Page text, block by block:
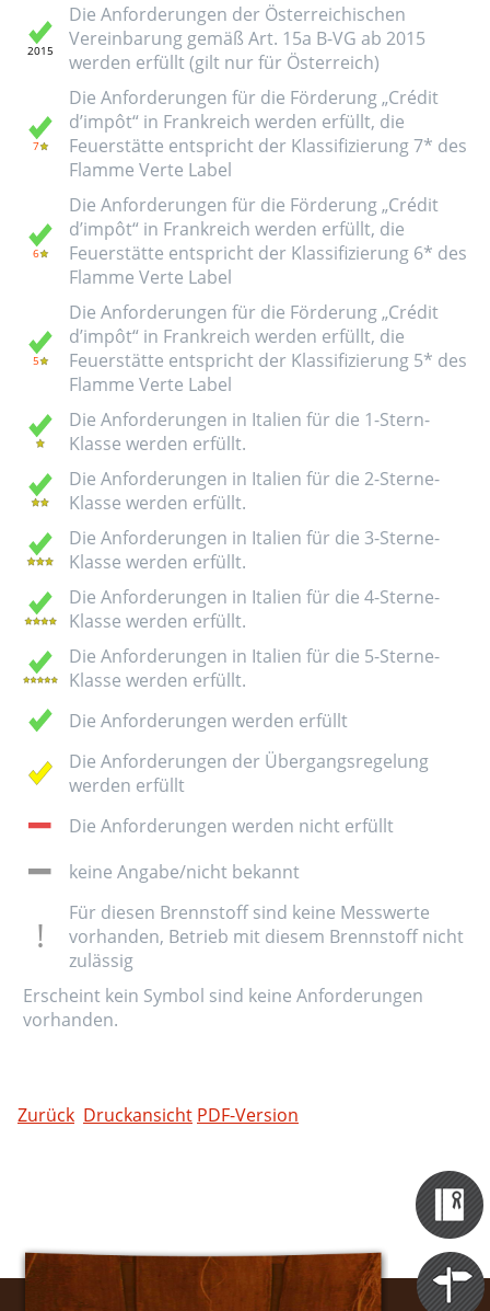
Themen
Portale
Die Anforderungen der Österreichischen
Vereinbarung gemäß Art. 15a B-VG ab 2015
werden erfüllt (gilt nur für Österreich)
Die Anforderungen für die Förderung „Crédit
d’impôt“ in Frankreich werden erfüllt, die
Feuerstätte entspricht der Klassifizierung 7* des
Flamme Verte Label
Die Anforderungen für die Förderung „Crédit
d’impôt“ in Frankreich werden erfüllt, die
Feuerstätte entspricht der Klassifizierung 6* des
Flamme Verte Label
Die Anforderungen für die Förderung „Crédit
d’impôt“ in Frankreich werden erfüllt, die
Feuerstätte entspricht der Klassifizierung 5* des
Flamme Verte Label
Die Anforderungen in Italien für die 1-Stern-
Klasse werden erfüllt.
Die Anforderungen in Italien für die 2-Sterne-
Klasse werden erfüllt.
Die Anforderungen in Italien für die 3-Sterne-
Klasse werden erfüllt.
Die Anforderungen in Italien für die 4-Sterne-
Klasse werden erfüllt.
Die Anforderungen in Italien für die 5-Sterne-
Klasse werden erfüllt.
Die Anforderungen werden erfüllt
Die Anforderungen der Übergangsregelung
werden erfüllt
Die Anforderungen werden nicht erfüllt
keine Angabe/nicht bekannt
Für diesen Brennstoff sind keine Messwerte
vorhanden, Betrieb mit diesem Brennstoff nicht
zulässig
Erscheint kein Symbol sind keine Anforderungen
vorhanden.
Zurück Druckansicht PDF-Version